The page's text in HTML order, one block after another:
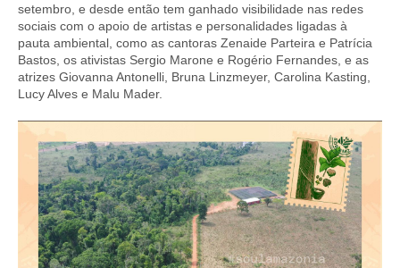
setembro, e desde então tem ganhado visibilidade nas redes
sociais com o apoio de artistas e personalidades ligadas à
pauta ambiental, como as cantoras Zenaide Parteira e Patrícia
Bastos, os ativistas Sergio Marone e Rogério Fernandes, e as
atrizes Giovanna Antonelli, Bruna Linzmeyer, Carolina Kasting,
Lucy Alves e Malu Mader.